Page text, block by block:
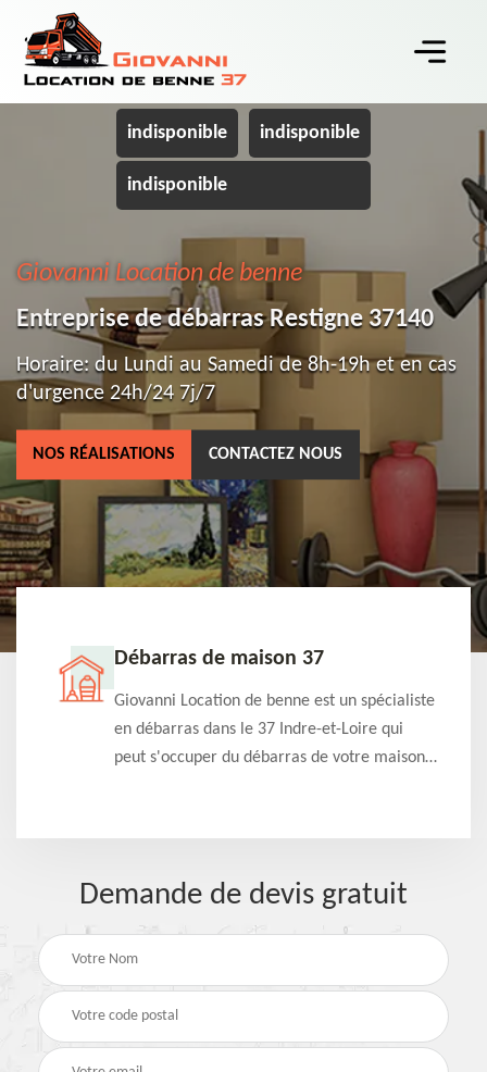
indisponible indisponible
indisponible
Giovanni Location de benne
Entreprise de débarras Restigne 37140
Horaire: du Lundi au Samedi de 8h-19h et en cas
d'urgence 24h/24 7j/7
NOS RÉALISATIONS CONTACTEZ NOUS
Débarras de maison 37
Giovanni Location de benne est un spécialiste
en débarras dans le 37 Indre-et-Loire qui
peut s'occuper du débarras de votre maison
Demande de devis gratuit